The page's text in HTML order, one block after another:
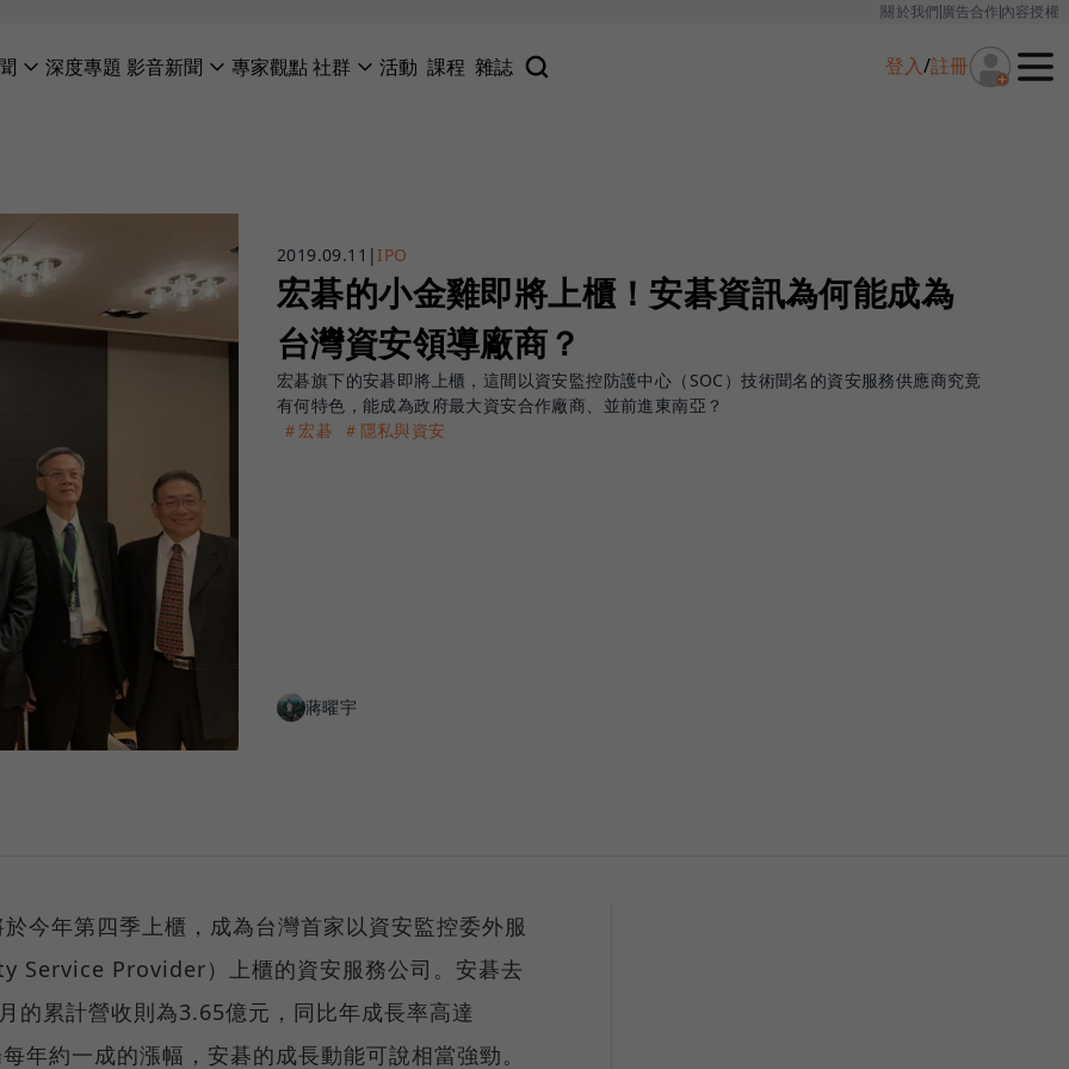
關於我們廣告合作內容授權
深度專題 影音新聞 專家觀點社群 活動 課程 雜誌 登入/註冊
2019.09.11 |IPO
宏碁的小金雞即將上櫃！安碁資訊為何能成為
台灣資安領導廠商？
宏碁旗下的安碁即將上櫃，這間以資安監控防護中心（SOC）技術聞名的資安服務供應商究竟
有何特色，能成為政府最大資安合作廠商、並前進東南亞？
＃宏碁
＃隱私與資安
蔣曜宇
今年第四季上櫃，成為台灣首家以資安監控委外服
Service Provider）上櫃的資安服務公司。安碁去
的累計營收則為3.65億元，同比年成長率高達
年約一成的漲幅，安碁的成長動能可說相當強勁。